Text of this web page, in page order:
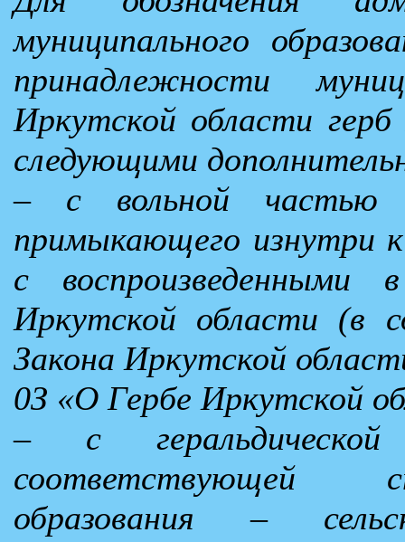
муниципального
принадлежности
Иркутской области
следующими
– с вольной частью
примыкающего изнутри к
с
Иркутской области (в
Закона Иркутской
0З «О Гербе Иркутской
– с геральдической
соответствующей
образования –